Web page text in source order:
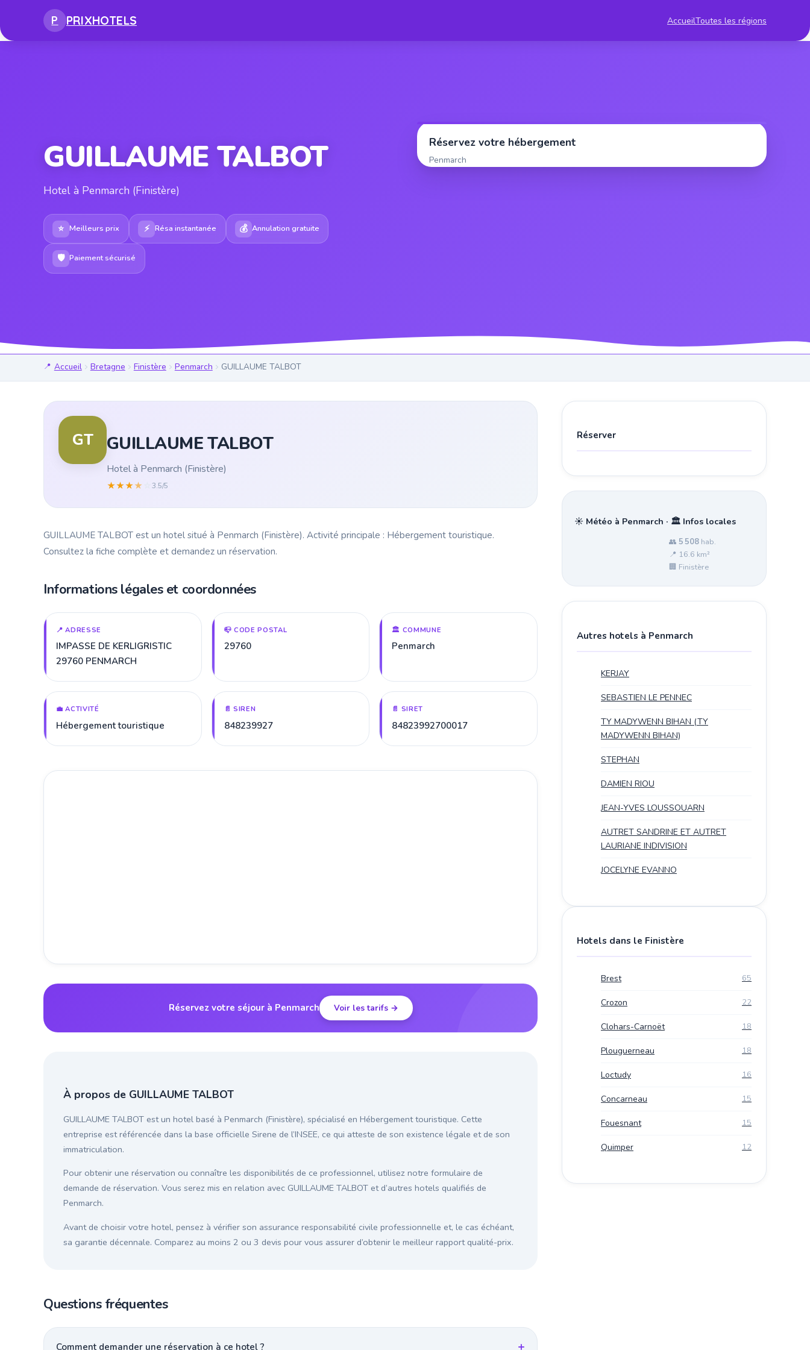
P PRIXHOTELS AccueilToutes les régions
GUILLAUME TALBOT
Hotel à Penmarch (Finistère)
⭐ Meilleurs prix ⚡ Résa instantanée 💰 Annulation gratuite
🛡 Paiement sécurisé
Réservez votre hébergement
Penmarch
Accueil Bretagne Finistère Penmarch GUILLAUME TALBOT
GT GUILLAUME TALBOT
Hotel à Penmarch (Finistère)
★★★★ 3.5/5
GUILLAUME TALBOT est un hotel situé à Penmarch (Finistère). Activité principale : Hébergement touristique.
Consultez la fiche complète et demandez un réservation.
Informations légales et coordonnées
📍 ADRESSE
IMPASSE DE KERLIGRISTIC
29760 PENMARCH
📪 CODE POSTAL
29760
🏛️ COMMUNE
Penmarch
💼 ACTIVITÉ
Hébergement touristique
📄 SIREN
848239927
📄 SIRET
84823992700017
Réservez votre séjour à Penmarch Voir les tarifs →
À propos de GUILLAUME TALBOT
GUILLAUME TALBOT est un hotel basé à Penmarch (Finistère), spécialisé en Hébergement touristique. Cette
entreprise est référencée dans la base officielle Sirene de l’INSEE, ce qui atteste de son existence légale et de son
immatriculation.
Pour obtenir une réservation ou connaître les disponibilités de ce professionnel, utilisez notre formulaire de
demande de réservation. Vous serez mis en relation avec GUILLAUME TALBOT et d’autres hotels qualifiés de
Penmarch.
Avant de choisir votre hotel, pensez à vérifier son assurance responsabilité civile professionnelle et, le cas échéant,
sa garantie décennale. Comparez au moins 2 ou 3 devis pour vous assurer d’obtenir le meilleur rapport qualité-prix.
Questions fréquentes
Comment demander une réservation à ce hotel ?
Réserver
☀️ Météo à Penmarch · 🏛️ Infos locales
👥 5 508 hab.
📍 16.6 km²
🏢 Finistère
Autres hotels à Penmarch
KERJAY
SEBASTIEN LE PENNEC
TY MADYWENN BIHAN (TY
MADYWENN BIHAN)
STEPHAN
DAMIEN RIOU
JEAN-YVES LOUSSOUARN
AUTRET SANDRINE ET AUTRET
LAURIANE INDIVISION
JOCELYNE EVANNO
Hotels dans le Finistère
Brest 65
Crozon 22
Clohars-Carnoët 18
Plouguerneau 18
Loctudy 16
Concarneau 15
Fouesnant 15
Quimper 12